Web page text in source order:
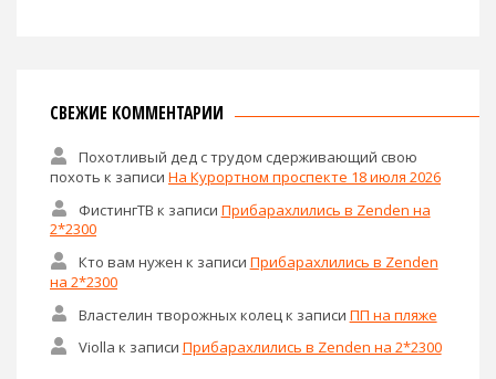
СВЕЖИЕ КОММЕНТАРИИ
Похотливый дед с трудом сдерживающий свою
похоть к записи На Курортном проспекте 18 июля 2026
ФистингТВ к записи Прибарахлились в Zenden на
2*2300
Кто вам нужен к записи Прибарахлились в Zenden
на 2*2300
Властелин творожных колец к записи ПП на пляже
Violla к записи Прибарахлились в Zenden на 2*2300